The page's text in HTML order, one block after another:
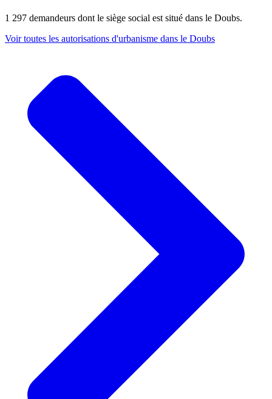
1 297 demandeurs dont le siège social est situé dans le Doubs.
Voir toutes les autorisations d'urbanisme dans le Doubs